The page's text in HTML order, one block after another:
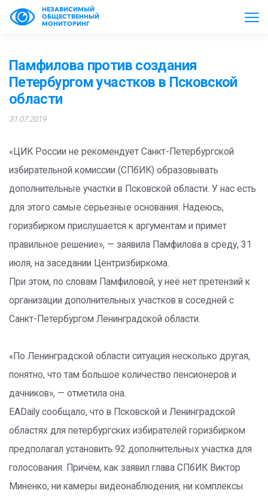
НЕЗАВИСИМЫЙ
ОБЩЕСТВЕННЫЙ
МОНИТОРИНГ
Памфилова против создания
Петербургом участков в Псковской
области
31.07.2019
«ЦИК России не рекомендует Санкт-Петербургской
избирательной комиссии (СПбИК) образовывать
дополнительные участки в Псковской области. У нас есть
для этого самые серьезные основания. Надеюсь,
горизбирком прислушается к аргументам и примет
правильное решение», — заявила Памфилова в среду, 31
июля, на заседании Центризбиркома.
При этом, по словам Памфиловой, у неё нет претензий к
организации дополнительных участков в соседней с
Санкт-Петербургом Ленинградской области.
«По Ленинградской области ситуация несколько другая,
понятно, что там большое количество пенсионеров и
дачников», — отметила она.
EADaily сообщало, что в Псковской и Ленинградской
областях для петербургских избирателей горизбирком
предполагал установить 92 дополнительных участка для
голосования. Причём, как заявил глава СПбИК Виктор
Миненко, ни камеры видеонаблюдения, ни комплексы